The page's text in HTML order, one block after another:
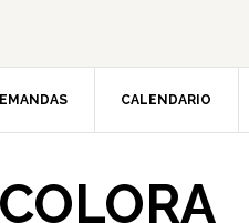
CALENDARIO